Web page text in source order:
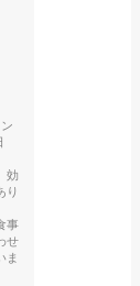
効
り
事
せ
ま